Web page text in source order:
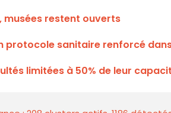
musées restent ouverts
protocole sanitaire renforcé
limitées à 50% de leur